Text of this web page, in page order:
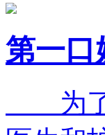
第一口
为了